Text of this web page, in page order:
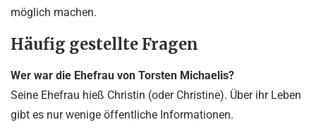
möglich machen.
Häufig gestellte Fragen
Wer war die Ehefrau von Torsten Michaelis?
Seine Ehefrau hieß Christin (oder Christine). Über ihr Leben
gibt es nur wenige öffentliche Informationen.